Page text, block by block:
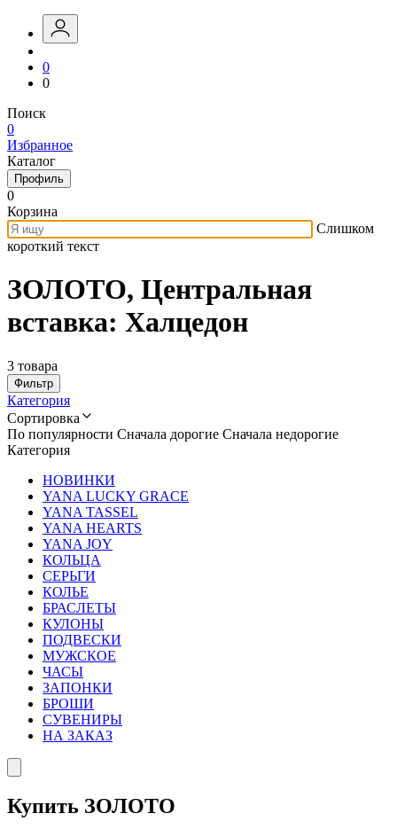
0
0
Поиск
0
Избранное
Каталог
Профиль
0
Корзина
Слишком
короткий текст
ЗОЛОТО, Центральная
вставка: Халцедон
3 товара
Фильтр
Категория
Сортировка
По популярности Сначала дорогие Сначала недорогие
Категория
НОВИНКИ
YANA LUCKY GRACE
YANA TASSEL
YANA HEARTS
YANA JOY
КОЛЬЦА
СЕРЬГИ
КОЛЬЕ
БРАСЛЕТЫ
КУЛОНЫ
ПОДВЕСКИ
МУЖСКОЕ
ЧАСЫ
ЗАПОНКИ
БРОШИ
СУВЕНИРЫ
НА ЗАКАЗ
Купить ЗОЛОТО